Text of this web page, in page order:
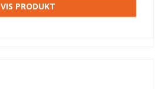
VIS PRODUKT